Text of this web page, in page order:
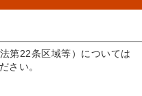
第22条区域等）については
さい。